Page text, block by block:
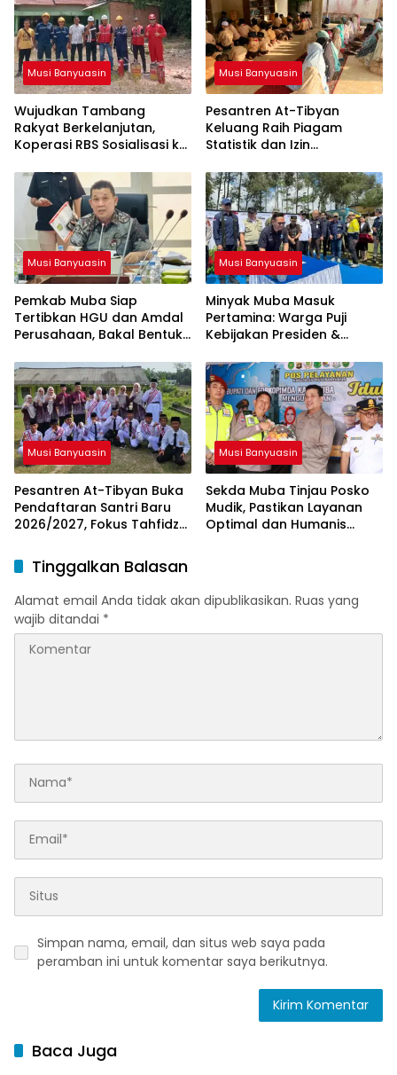
Musi Banyuasin
Wujudkan Tambang
Rakyat Berkelanjutan,
Koperasi RBS Sosialisasi ke
GEP
Musi Banyuasin
Pesantren At-Tibyan
Keluang Raih Piagam
Statistik dan Izin
Kemenag RI
Musi Banyuasin
Pemkab Muba Siap
Tertibkan HGU dan Amdal
Perusahaan, Bakal Bentuk
Musi Banyuasin
Minyak Muba Masuk
Pertamina: Warga Puji
Kebijakan Presiden &
Musi Banyuasin
Pesantren At-Tibyan Buka
Pendaftaran Santri Baru
2026/2027, Fokus Tahfidz
Musi Banyuasin
Sekda Muba Tinjau Posko
Mudik, Pastikan Layanan
Optimal dan Humanis
Tinggalkan Balasan
Alamat email Anda tidak akan dipublikasikan. Ruas yang
wajib ditandai *
Simpan nama, email, dan situs web saya pada
peramban ini untuk komentar saya berikutnya.
Baca Juga